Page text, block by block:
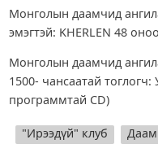
Монголын даамчид
эмэгтэй: KHERLEN 48
Монголын даамчид
1500- чансаатай
программтай CD)
"Ирээдүй" клуб Даам